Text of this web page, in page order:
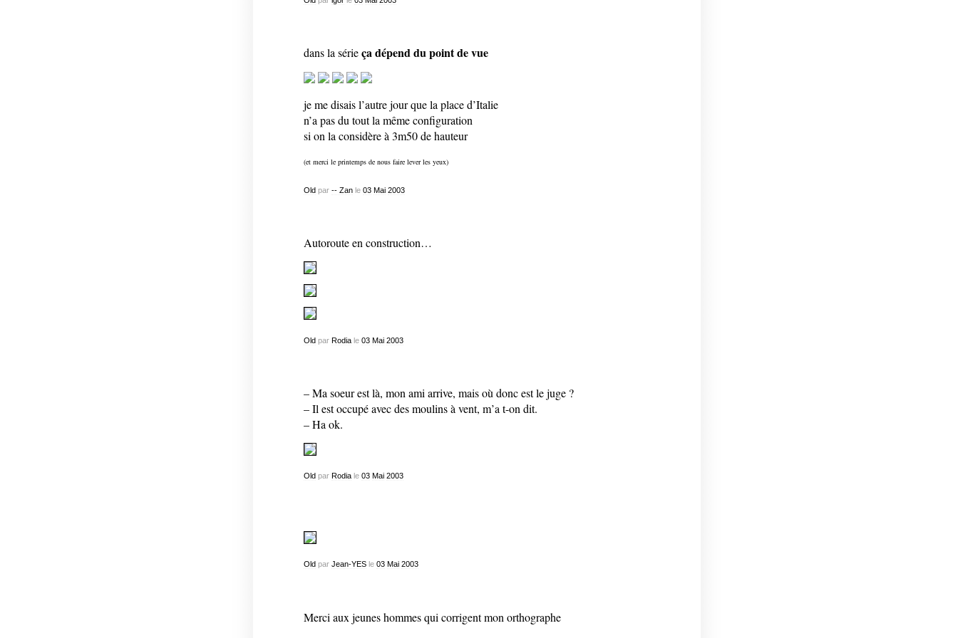
dans la sérieça dépend du point de vue
je me disais l’autre jour que la place d’Italie
n’a pas du tout la même configuration
si on la considère à 3m50 de hauteur
(et merci le printemps de nous faire lever les yeux)
Oldpar -- Zanle 03 Mai 2003
Autoroute en construction…
Oldpar Rodiale 03 Mai 2003
– Ma soeur est là, mon ami arrive, mais où donc est le juge ?
– Il est occupé avec des moulins à vent, m’a t-on dit.
– Ha ok.
Oldpar Rodiale 03 Mai 2003
Old par Jean-YESle 03 Mai 2003
Merci aux jeunes hommes qui corrigent mon orthographe